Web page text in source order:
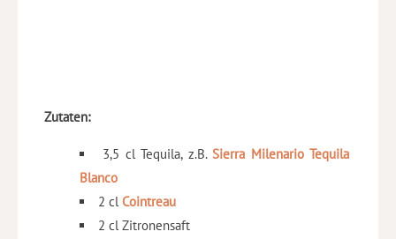
Zutaten:
3,5 cl Tequila, z.B.Sierra Milenario Tequila
Blanco
2 cl Cointreau
2 cl Zitronensaft